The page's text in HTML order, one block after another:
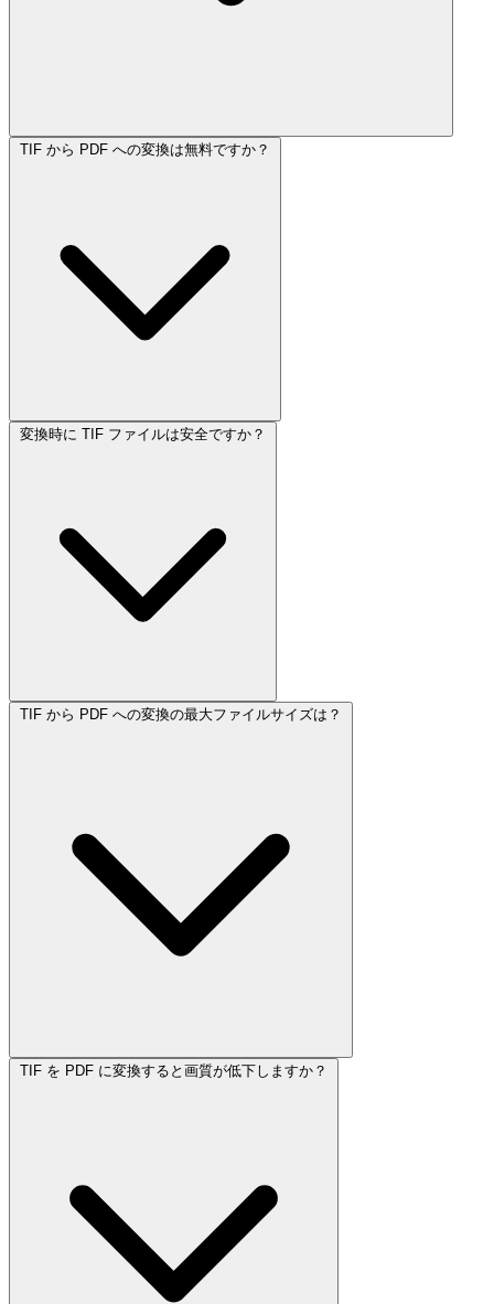
TIF から PDF への変換は無料ですか？
変換時に TIF ファイルは安全ですか？
TIF から PDF への変換の最大ファイルサイズは？
TIF を PDF に変換すると画質が低下しますか？